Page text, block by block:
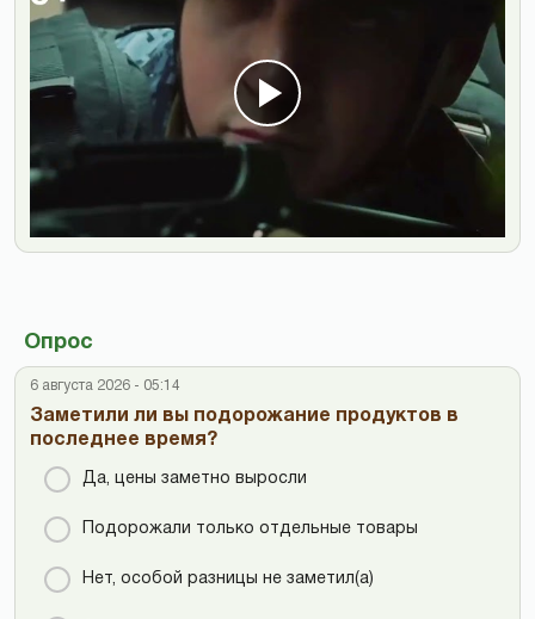
Опрос
6 августа 2026 - 05:14
Заметили ли вы подорожание продуктов в
последнее время?
Да, цены заметно выросли
Подорожали только отдельные товары
Нет, особой разницы не заметил(а)